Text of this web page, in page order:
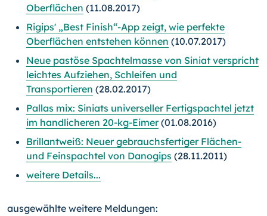
Oberflächen (11.08.2017)
Rigips' „Best Finish“-App zeigt, wie perfekte
Oberflächen entstehen können (10.07.2017)
Neue pastöse Spachtelmasse von Siniat verspricht
leichtes Aufziehen, Schleifen und
Transportieren (28.02.2017)
Pallas mix: Siniats universeller Fertigspachtel jetzt
im handlicheren 20-kg-Eimer(01.08.2016)
Brillantweiß: Neuer gebrauchsfertiger Flächen-
und Feinspachtel von Danogips (28.11.2011)
weitere Details...
ausgewählte weitere Meldungen: